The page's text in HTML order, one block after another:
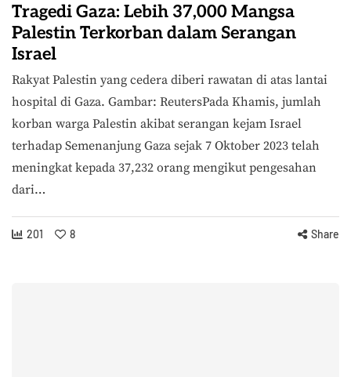
Tragedi Gaza: Lebih 37,000 Mangsa
Palestin Terkorban dalam Serangan
Israel
Rakyat Palestin yang cedera diberi rawatan di atas lantai
hospital di Gaza. Gambar: ReutersPada Khamis, jumlah
korban warga Palestin akibat serangan kejam Israel
terhadap Semenanjung Gaza sejak 7 Oktober 2023 telah
meningkat kepada 37,232 orang mengikut pengesahan
dari…
201 8 Share